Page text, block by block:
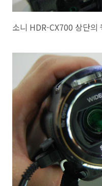
소니 HDR-CX700 상단의